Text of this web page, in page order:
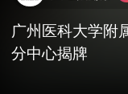
广州医科大学附
分中心揭牌